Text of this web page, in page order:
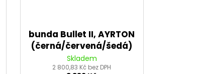
bunda Bullet II, AYRTON
(černá/červená/šedá)
2026
Skladem
2 800,83 Kč bez DPH